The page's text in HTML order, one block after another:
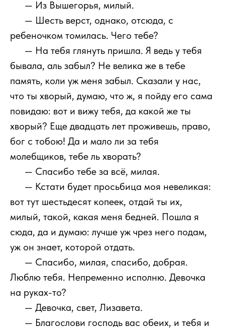
— Из Вышегорья, милый.
— Шесть верст, однако, отсюда, с
ребеночком томилась. Чего тебе?
— На тебя глянуть пришла. Я ведь у тебя
бывала, аль забыл? Не велика же в тебе
память, коли уж меня забыл. Сказали у нас,
что ты хворый, думаю, что ж, я пойду его сама
повидаю: вот и вижу тебя, да какой же ты
хворый? Еще двадцать лет проживешь, право,
бог с тобою! Да и мало ли за тебя
молебщиков, тебе ль хворать?
— Спасибо тебе за всё, милая.
— Кстати будет просьбица моя невеликая:
вот тут шестьдесят копеек, отдай ты их,
милый, такой, какая меня бедней. Пошла я
сюда, да и думаю: лучше уж чрез него подам,
уж он знает, которой отдать.
— Спасибо, милая, спасибо, добрая.
Люблю тебя. Непременно исполню. Девочка
на руках-то?
— Девочка, свет, Лизавета.
— Благослови господь вас обеих, и тебя и